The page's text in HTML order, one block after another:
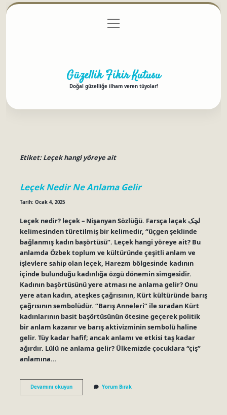
Gizlilik Politikası
menüyü
aç
Güzellik Fikir Kutusu
Doğal güzelliğe ilham veren tüyolar!
Etiket:Leçek hangi yöreye ait
Leçek Nedir Ne Anlama Gelir
Tarih: Ocak 4, 2025
Leçek nedir? leçek – Nişanyan Sözlüğü. Farsça laçak لچک
kelimesinden türetilmiş bir kelimedir, “üçgen şeklinde
bağlanmış kadın başörtüsü”. Leçek hangi yöreye ait? Bu
anlamda Özbek toplum ve kültüründe çeşitli anlam ve
işlevlere sahip olan leçek, Harezm bölgesinde kadının
içinde bulunduğu kadınlığa özgü dönemin simgesidir.
Kadının başörtüsünü yere atması ne anlama gelir? Onu
yere atan kadın, ateşkes çağrısının, Kürt kültüründe barış
çağrısının sembolüdür. “Barış Anneleri” ile sıradan Kürt
kadınlarının basit başörtüsünün ötesine geçerek politik
bir anlam kazanır ve barış aktivizminin sembolü haline
gelir. Tüy kadar hafif; ancak anlamı ve etkisi taş kadar
ağırdır. Lülü ne anlama gelir? Ülkemizde çocuklara “çiş”
anlamına…
Devamını okuyunLeçek
Nedir
Yorum Bırak